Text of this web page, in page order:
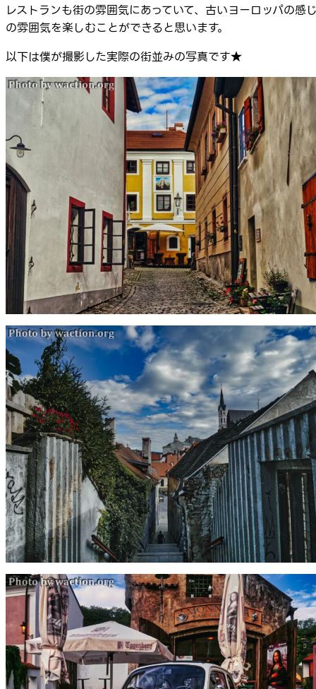
レストランも街の雰囲気にあっていて、古いヨーロッパの感
の雰囲気を楽しむことができると思います。
以下は僕が撮影した実際の街並みの写真です★